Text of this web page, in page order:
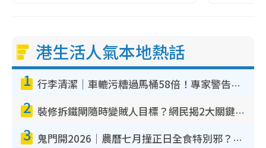
港生活人氣本地熱話
1 行李清潔｜車轆污糟過馬桶58倍！專家警告忌用酒精抹 教1招免污手除菌
2 裝修拆鐵閘隨時變賊人目標？網民揭2大關鍵用途：裝新式等於白裝？附新舊鐵閘分別
3 鬼門開2026｜農曆七月撞正日全食特別邪？專家警告切忌做一事！揭4大禁忌+2招保平安